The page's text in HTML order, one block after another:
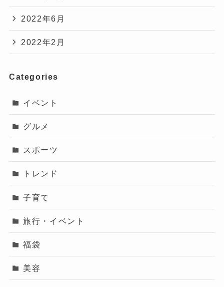
2022年6月
2022年2月
Categories
イベント
グルメ
スポーツ
トレンド
子育て
旅行・イベント
福袋
美容